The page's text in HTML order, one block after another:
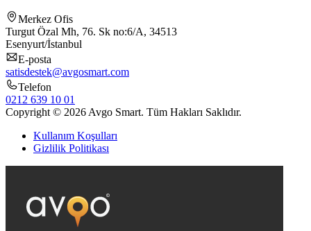
Merkez Ofis
Turgut Özal Mh, 76. Sk no:6/A, 34513
Esenyurt/İstanbul
E-posta
satisdestek@avgosmart.com
Telefon
0212 639 10 01
Copyright © 2026 Avgo Smart. Tüm Hakları Saklıdır.
Kullanım Koşulları
Gizlilik Politikası